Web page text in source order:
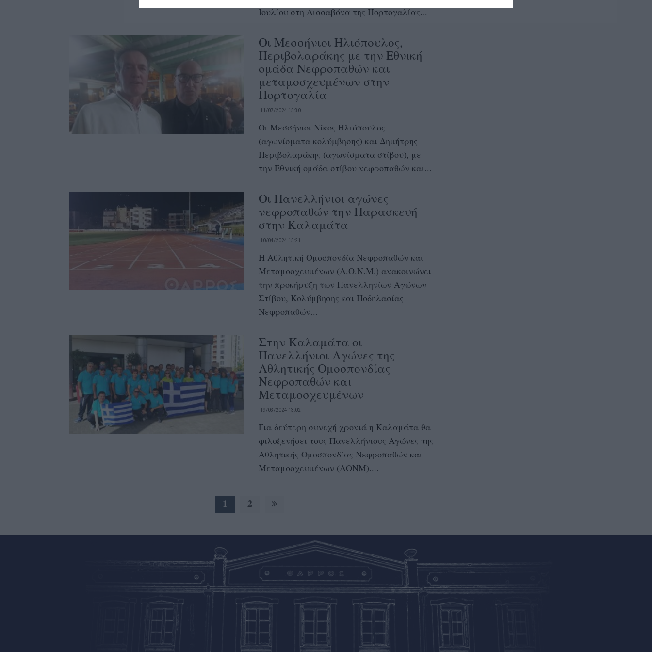
Ιουλίου στη Λισσαβόνα της Πορτογαλίας...
Οι Μεσσήνιοι Ηλιόπουλος,
Περιβολαράκης με την Εθνική
ομάδα Νεφροπαθών και
μεταμοσχευμένων στην
Πορτογαλία
11/07/2024 15:30
Οι Μεσσήνιοι Νίκος Ηλιόπουλος
(αγωνίσματα κολύμβησης) και Δημήτρης
Περιβολαράκης (αγωνίσματα στίβου), με
την Εθνική ομάδα στίβου νεφροπαθών και...
Οι Πανελλήνιοι αγώνες
νεφροπαθών την Παρασκευή
στην Καλαμάτα
10/04/2024 15:21
Η Αθλητική Ομοσπονδία Νεφροπαθών και
Μεταμοσχευμένων (A.O.N.M.) ανακοινώνει
την προκήρυξη των Πανελληνίων Αγώνων
Στίβου, Κολύμβησης και Ποδηλασίας
Νεφροπαθών...
Στην Καλαμάτα οι
Πανελλήνιοι Αγώνες της
Αθλητικής Ομοσπονδίας
Νεφροπαθών και
Μεταμοσχευμένων
19/03/2024 13:02
Για δεύτερη συνεχή χρονιά η Καλαμάτα θα
φιλοξενήσει τους Πανελλήνιους Αγώνες της
Αθλητικής Ομοσπονδίας Νεφροπαθών και
Μεταμοσχευμένων (ΑΟΝΜ)....
1 2